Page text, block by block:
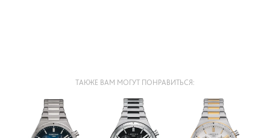
ТАКЖЕ ВАМ МОГУТ ПОНРАВИТЬСЯ: